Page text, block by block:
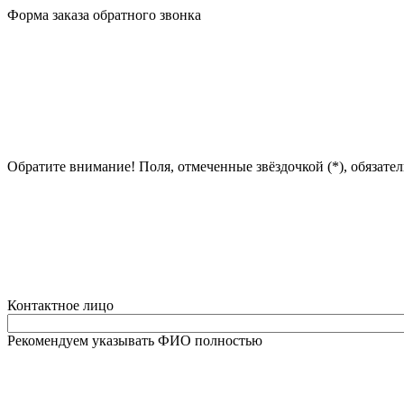
Форма заказа обратного звонка
Обратите внимание! Поля, отмеченные звёздочкой (*),
Контактное лицо
Рекомендуем указывать ФИО полностью